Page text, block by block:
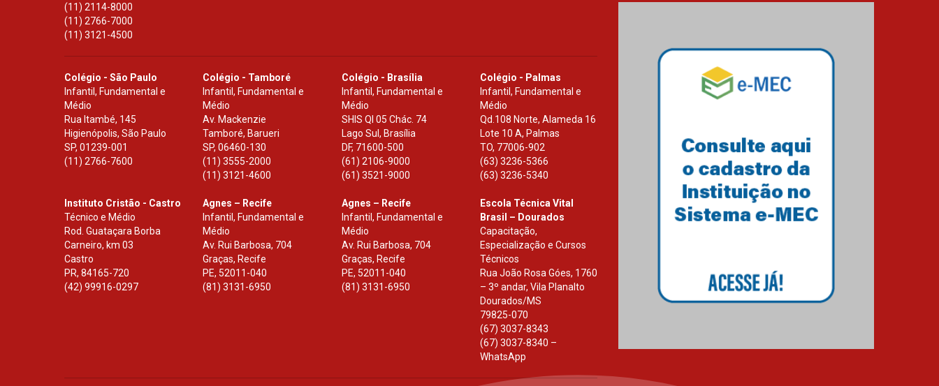
(11) 2114-8000
(11) 2766-7000
(11) 3121-4500
Colégio - São Paulo
Infantil, Fundamental e
Médio
Rua Itambé, 145
Higienópolis, São Paulo
SP, 01239-001
(11) 2766-7600
Colégio - Tamboré
Infantil, Fundamental e
Médio
Av. Mackenzie
Tamboré, Barueri
SP,06460-130
(11) 3555-2000
(11) 3121-4600
Colégio - Brasília
Infantil, Fundamental e
Médio
SHIS Ql 05 Chác. 74
Lago Sul, Brasília
DF, 71600-500
(61) 2106-9000
(61) 3521-9000
Colégio - Palmas
Infantil, Fundamental e
Médio
Qd.108 Norte, Alameda 16
Lote 10 A, Palmas
TO, 77006-902
(63) 3236-5366
(63) 3236-5340
Instituto Cristão - Castro
Técnico e Médio
Rod. Guataçara Borba
Carneiro, km 03
Castro
PR, 84165-720
(42) 99916-0297
Agnes – Recife
Infantil, Fundamental e
Médio
Av. Rui Barbosa, 704
Graças, Recife
PE, 52011-040
(81) 3131-6950
Agnes – Recife
Infantil, Fundamental e
Médio
Av. Rui Barbosa, 704
Graças, Recife
PE, 52011-040
(81) 3131-6950
Escola Técnica Vital
Brasil – Dourados
Capacitação,
Especialização e Cursos
Técnicos
Rua João Rosa Góes, 1760
– 3º andar, Vila Planalto
Dourados/MS
79825-070
(67) 3037-8343
(67) 3037-8340 –
WhatsApp